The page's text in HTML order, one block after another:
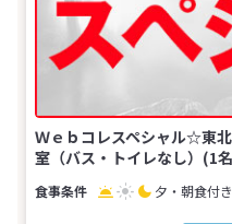
Ｗｅｂコレスペシャル☆東
室（バス・トイレなし）(1
夕・朝食付き